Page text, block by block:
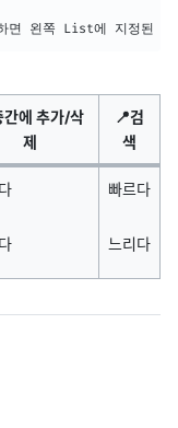
면 왼쪽 List에 지정된
간에 추가/삭
제
📍검
색
빠르다
느리다